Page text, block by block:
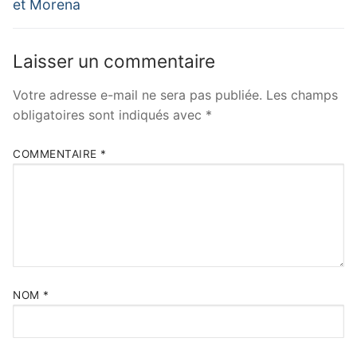
et Morena
Laisser un commentaire
Votre adresse e-mail ne sera pas publiée. Les champs
obligatoires sont indiqués avec *
COMMENTAIRE *
NOM *